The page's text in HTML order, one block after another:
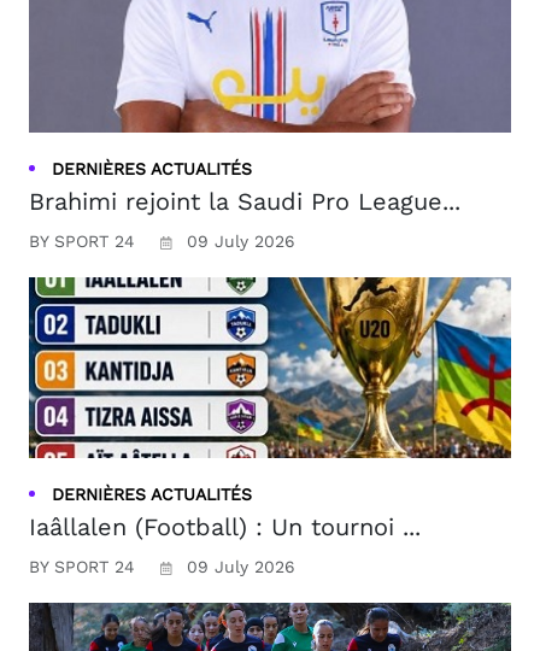
DERNIÈRES ACTUALITÉS
Brahimi rejoint la Saudi Pro League...
BY SPORT 24 09 July 2026
DERNIÈRES ACTUALITÉS
Iaâllalen (Football) : Un tournoi ...
BY SPORT 24 09 July 2026